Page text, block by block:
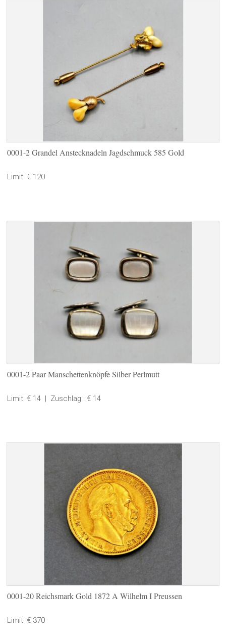
0001-2 Grandel Anstecknadeln Jagdschmuck 585 Gold
Limit: € 120
0001-2 Paar Manschettenknöpfe Silber Perlmutt
Limit: € 14 | Zuschlag : € 14
0001-20 Reichsmark Gold 1872 A Wilhelm I Preussen
Limit: € 370